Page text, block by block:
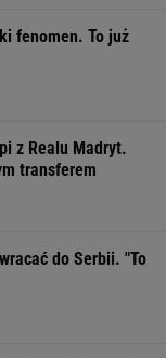
fenomen. To już
z Realu Madryt.
transferem
do Serbii. "To